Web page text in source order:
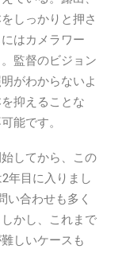
しっかりと押さ
はカメラワー
監督のビジョン
がわからないよ
抑えることな
能です。
してから、この
年目に入りまし
い合わせも多く
かし、これまで
しいケースも